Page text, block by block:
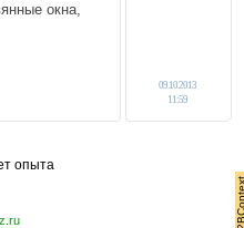
окна,
09.10.2013
11:59
опыта